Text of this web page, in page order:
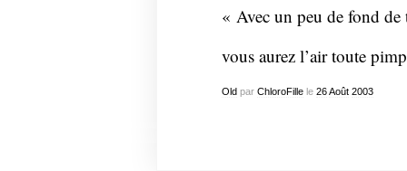
« Avec un peu de fond de
vous aurez l’air toute
Old par ChloroFillele 26 Août 2003